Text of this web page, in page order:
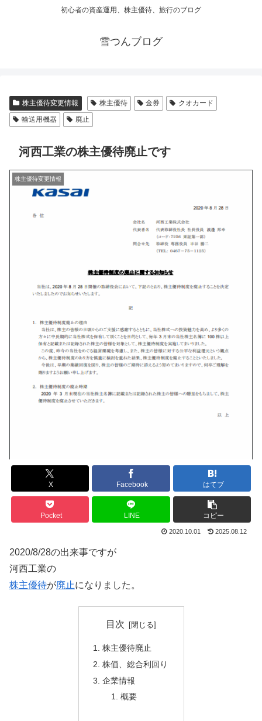
初心者の資産運用、株主優待、旅行のブログ
雪つんブログ
株主優待変更情報 株主優待 金券
クオカード
輸送用機器
廃止
河西工業の株主優待廃止です
株主優待変更情報
X Facebook はてブ
Pocket LINE コピー
2020.10.01 2025.08.12
2020/8/28の出来事ですが
河西工業の
株主優待が廃止になりました。
目次
株主優待廃止
株価、総合利回り
企業情報
概要